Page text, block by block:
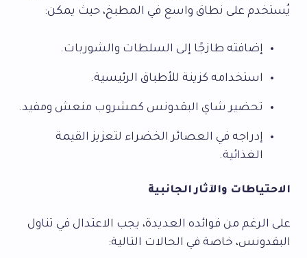
يُستخدم على نطاق واسع في المطبخ، حيث يمكن:
إضافته طازجًا إلى السلطات والشوربات.
استخدامه كزينة للأطباق الرئيسية.
تحضير شاي البقدونس كمشروب منعش ومفيد.
إدراجه في العصائر الخضراء لتعزيز القيمة
الغذائية.
الاحتياطات والآثار الجانبية
على الرغم من فوائده العديدة، يجب الاعتدال في تناول
البقدونس، خاصة في الحالات التالية: